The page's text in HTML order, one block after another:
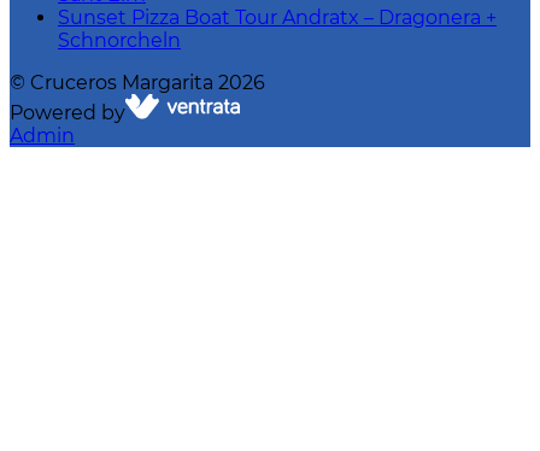
Sunset Pizza Boat Tour Andratx – Dragonera +
Schnorcheln
© Cruceros Margarita 2026
Powered by
Admin